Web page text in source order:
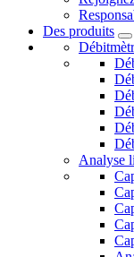
Des produits
Analyse